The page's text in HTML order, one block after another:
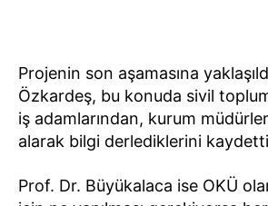
Projenin son aşamasına
Özkardeş, bu konuda sivil
iş adamlarından, kurum
alarak bilgi derlediklerini
Prof. Dr. Büyükalaca ise OKÜ